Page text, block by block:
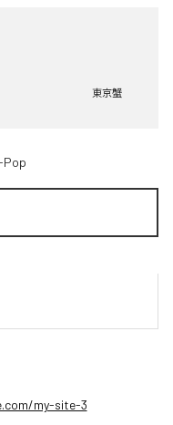
東京蟹
Pop
my-site-3